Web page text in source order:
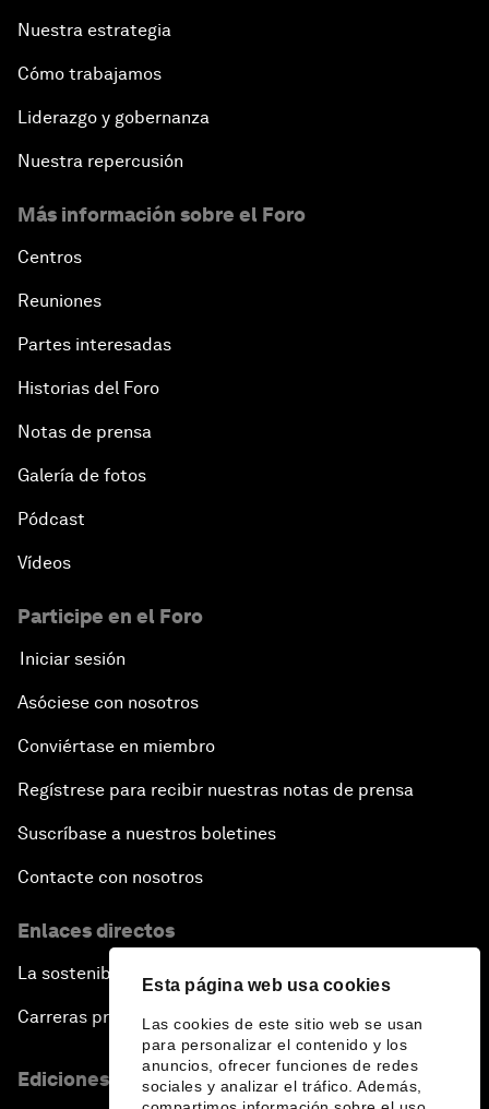
Esta página web usa cookies
Las cookies de este sitio web se usan
para personalizar el contenido y los
anuncios, ofrecer funciones de redes
sociales y analizar el tráfico. Además,
Nuestra estrategia
Cómo trabajamos
Liderazgo y gobernanza
Nuestra repercusión
Más información sobre el Foro
Centros
Reuniones
Partes interesadas
Historias del Foro
Notas de prensa
Galería de fotos
Pódcast
Vídeos
Participe en el Foro
Iniciar sesión
Asóciese con nosotros
Conviértase en miembro
Regístrese para recibir nuestras notas de prensa
Suscríbase a nuestros boletines
Contacte con nosotros
Enlaces directos
La sostenibilidad en el Foro
Carreras profesionales
Ediciones en otros idiomas